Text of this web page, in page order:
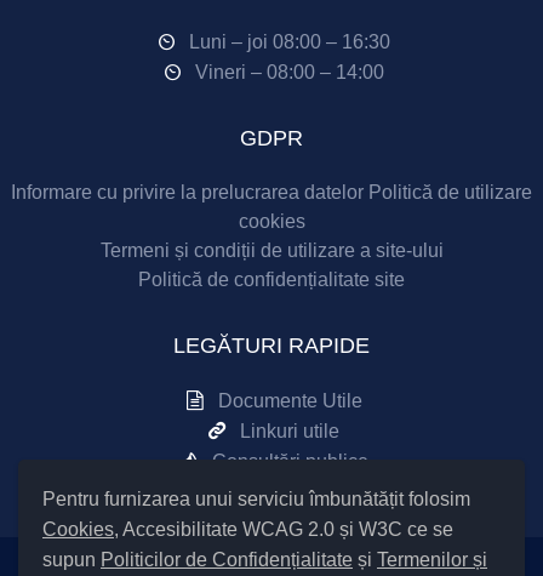
Pentru furnizarea unui serviciu îmbunătățit folosim
Cookies, Accesibilitate WCAG 2.0 și W3C ce se
supun Politicilor de Confidențialitate și Termenilor și
Luni – joi 08:00 – 16:30
Vineri – 08:00 – 14:00
GDPR
Informare cu privire la prelucrarea datelor Politică de utilizare
cookies
Termeni și condiții de utilizare a site-ului
Politică de confidențialitate site
LEGĂTURI RAPIDE
Documente Utile
Linkuri utile
Consultări publice